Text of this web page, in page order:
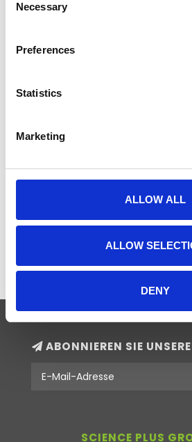
Selection
Necessary
Preferences
Statistics
Marketing
ALLOW ALL
ALLOW
DENY
CHRONOS BOX
ABONNIEREN SIE
SCIENCE PLUS